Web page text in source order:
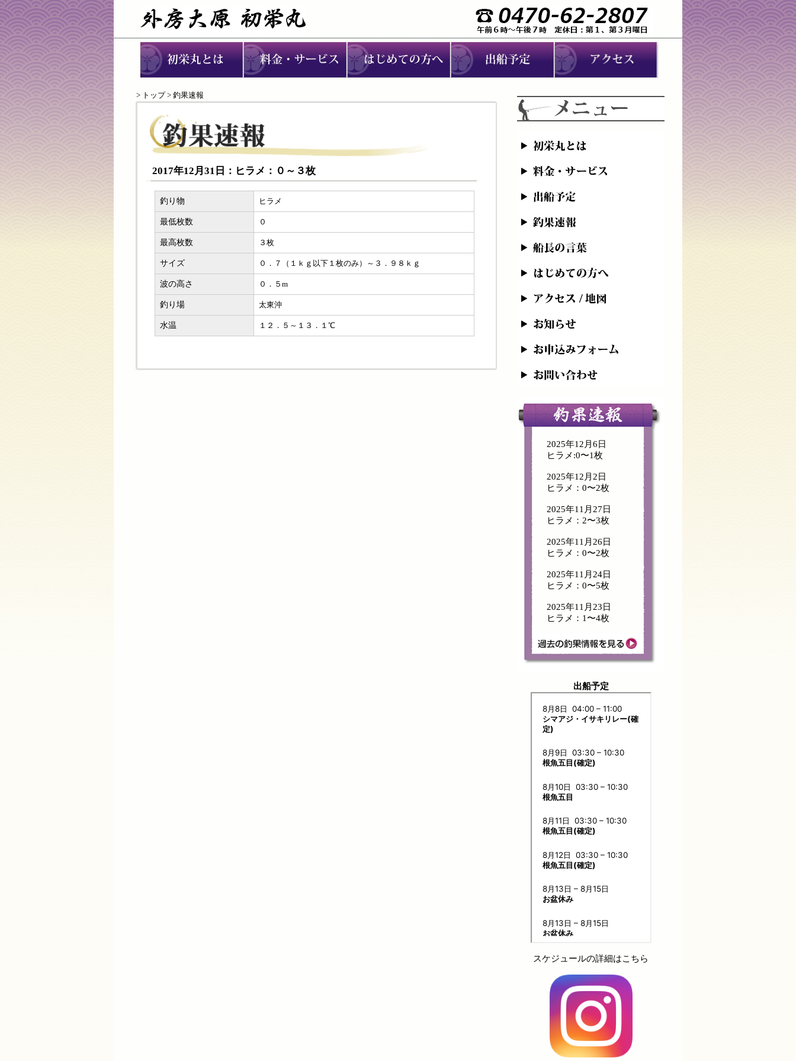
> トップ> 釣果速報
2017年12月31日：ヒラメ：０～３枚
釣り物 ヒラメ
最低枚数 ０
最高枚数 ３枚
サイズ ０．７（１ｋｇ以下１枚のみ）～３．９８ｋｇ
波の高さ ０．５m
釣り場 太東沖
水温 １２．５～１３．１℃
2025年12月6日
ヒラメ:0〜1枚
2025年12月2日
ヒラメ：0〜2枚
2025年11月27日
ヒラメ：2〜3枚
2025年11月26日
ヒラメ：0〜2枚
2025年11月24日
ヒラメ：0〜5枚
2025年11月23日
ヒラメ：1〜4枚
出船予定
スケジュールの詳細はこちら